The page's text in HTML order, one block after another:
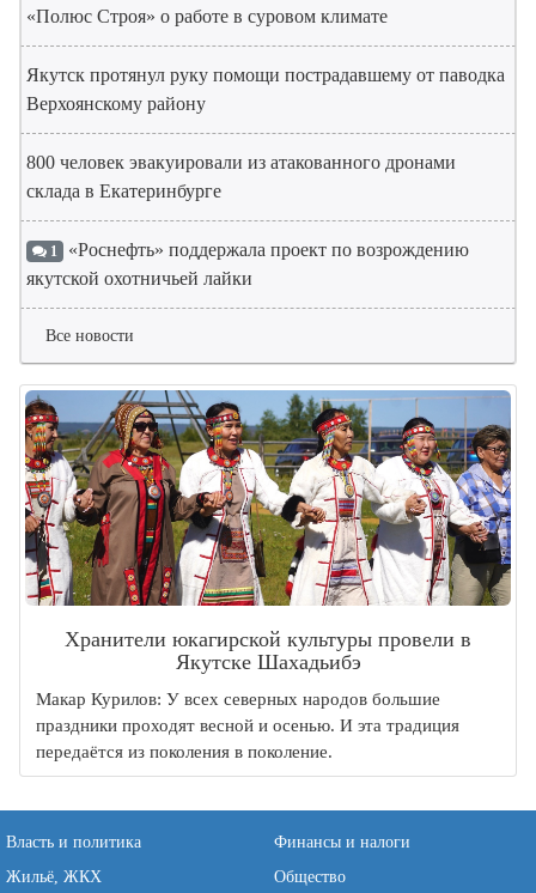
«Полюс Строя» о работе в суровом климате
Якутск протянул руку помощи пострадавшему от паводка
Верхоянскому району
800 человек эвакуировали из атакованного дронами
склада в Екатеринбурге
1 «Роснефть» поддержала проект по возрождению
якутской охотничьей лайки
Все новости
Хранители юкагирской культуры провели в
Якутске Шахадьибэ
Макар Курилов: У всех северных народов большие
праздники проходят весной и осенью. И эта традиция
передаётся из поколения в поколение.
Власть и политика
Финансы и налоги
Жильё, ЖКХ
Общество